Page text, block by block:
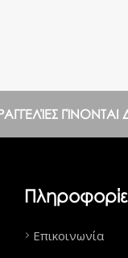
ΓΊΝΟΝΤΑΙ
Επικοινωνία